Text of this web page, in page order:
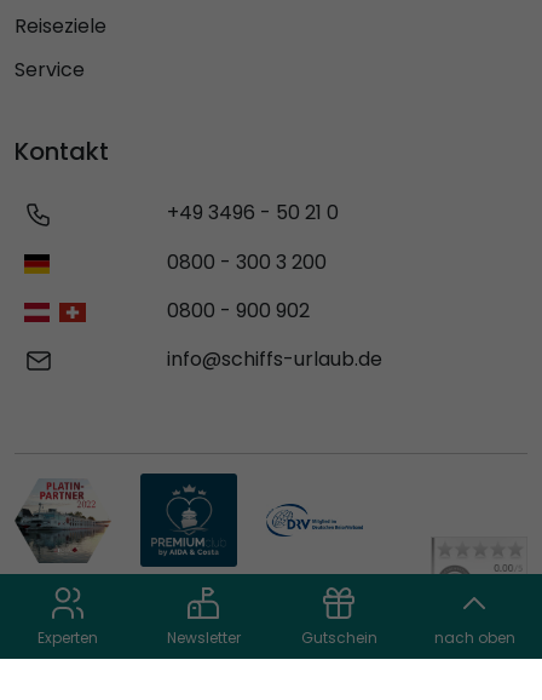
Experten Newsletter Gutschein nach oben
Reiseziele
Service
Kontakt
+49 3496 - 50 21 0
0800 - 300 3 200
0800 - 900 902
info@schiffs-urlaub.de